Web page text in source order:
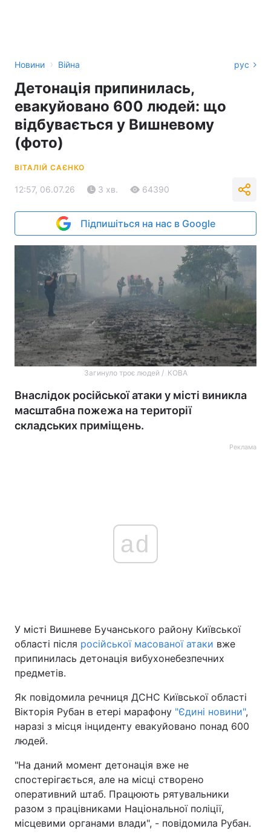
Новини › Війна рус
Детонація припинилась,
евакуйовано 600 людей: що
відбувається у Вишневому
(фото)
ВІТАЛІЙ САЄНКО
12:57, 06.07.26 3 хв. 64390
Підпишіться на нас в Google
Загинуло троє людей / КОВА
Внаслідок російської атаки у місті виникла
масштабна пожежа на території
складських приміщень.
Реклама
ad
У місті Вишневе Бучанського району Київської
області після російської масованої атаки вже
припинилась детонація вибухонебезпечних
предметів.
Як повідомила речниця ДСНС Київської області
Вікторія Рубан в етері марафону "Єдині новини",
наразі з місця інциденту евакуйовано понад 600
людей.
"На даний момент детонація вже не
спостерігається, але на місці створено
оперативний штаб. Працюють рятувальники
разом з працівниками Національної поліції,
місцевими органами влади", - повідомила Рубан.